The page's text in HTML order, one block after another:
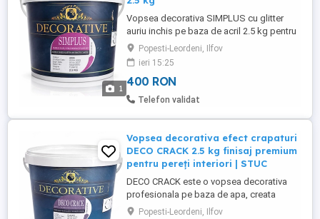
1
Vopsea decorativa SIMPLUS cu glitter
auriu inchis pe baza de acril 2.5 kg pentru
pereti interiori finisaj premium STUCCOAT
SIMPLUS este o vopsea decorativa
premium pe baza de acril, care contine
glitter auriu inchis real, oferind peretilor un
aspect elegant, sofisticat si modern.
Popesti-Leordeni, Ilfov
ieri 15:25
400 RON
Telefon validat
Vopsea decorativa efect crapaturi
DECO CRACK 2.5 kg finisaj premium
pentru pereți interiori | STUC
DECO CRACK este o vopsea decorativa
profesionala pe baza de apa, creata
special pentru obtinerea unui efect
Popesti-Leordeni, Ilfov